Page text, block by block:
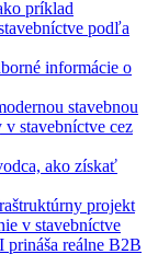
informácie o
ako získať
prináša reálne B2B